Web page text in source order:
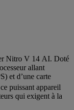
Nitro V 14 AI. Doté
allant
et d’une carte
puissant appareil
qui exigent à la